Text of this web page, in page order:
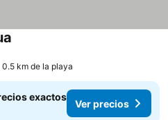
0.5 km de la playa
exactos
Ver precios